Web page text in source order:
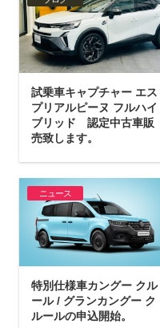
試乗車キャプチャー エス
プリアルピーヌ フルハイ
ブリッド 認定中古車販
売致します。
ニュース
特別仕様車カングー クル
ール / グランカングー ク
ルールの申込開始。